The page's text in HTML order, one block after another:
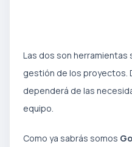
Las dos son herramientas
gestión de los proyectos.
dependerá de las
equipo.
Como ya sabrás somos